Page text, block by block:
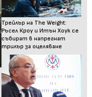
Трейлър на The Weight:
Ръсел Кроу и Итън Хоук се
събират в напрегнат
трилър за оцеляване